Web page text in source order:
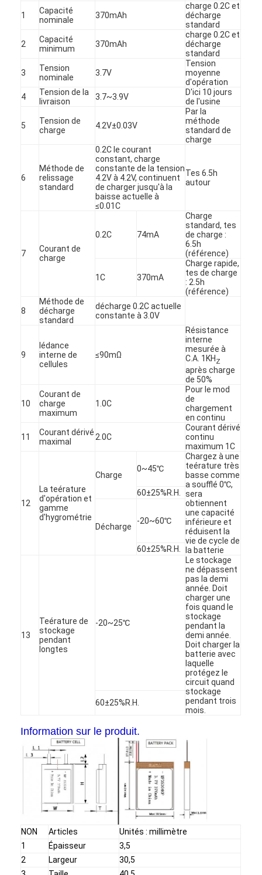
Visite d'usine
Contrôle de qualité
Discuter Maintenant
batterie du lithium lifepo4
batteries rechargeables d'ion de lithium
Batterie lithium-polymère
batteries de stockage de l'énergie
1
Capacité
nominale
370mAh
charge 0.2C et
décharge
standard
2
Capacité
minimum
370mAh
charge 0.2C et
décharge
standard
3
Tension
nominale
3.7V
Tension
moyenne
d'opération
4
Tension de la
livraison
3.7~3.9V
D'ici 10 jours
de l'usine
5
Tension de
charge
4.2V±0.03V
Par la
méthode
standard de
charge
6
Méthode de
relissage
standard
0.2C le courant
constant, charge
constante de la tension
4.2V à 4.2V, continuent
de charger jusqu'à la
baisse actuelle à
≤0.01C
Tes 6.5h
autour
7
Courant de
charge
0.2C 74mA
Charge
standard, tes
de charge :
6.5h
(référence)
1C 370mA
Charge rapide,
tes de charge
: 2.5h
(référence)
8
Méthode de
décharge
standard
décharge 0.2C actuelle
constante à 3.0V
9
Iédance
interne de
cellules
≤90mΩ
Résistance
interne
mesurée à
C.A. 1KH Z
après charge
de 50%
10
Courant de
charge
maximum
1.0C
Pour le mod
de
chargement
en continu
11
Courant dérivé
maximal
2.0C
Courant dérivé
continu
maximum 1C
12
La teérature
d'opération et
gamme
d'hygrométrie
Charge
0~45℃
Chargez à une
teérature très
basse comme
a soufflé 0℃,
sera
obtiennent
une capacité
inférieure et
réduisent la
vie de cycle de
la batterie
60±25%R.H.
Décharge
-20~60℃
60±25%R.H.
13
Teérature de
stockage
pendant
longtes
-20~25℃
Le stockage
ne dépassent
pas la demi
année. Doit
charger une
fois quand le
stockage
pendant la
demi année.
Doit charger la
batterie avec
laquelle
protégez le
circuit quand
stockage
pendant trois
mois.
60±25%R.H.
Information sur le produit.
NON Articles
Unités : millimètre
1
Épaisseur
3,5
2
Largeur
30,5